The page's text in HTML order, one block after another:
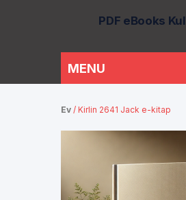
PDF eBooks
Ev / Kirlin 2641 Jack e-kitap